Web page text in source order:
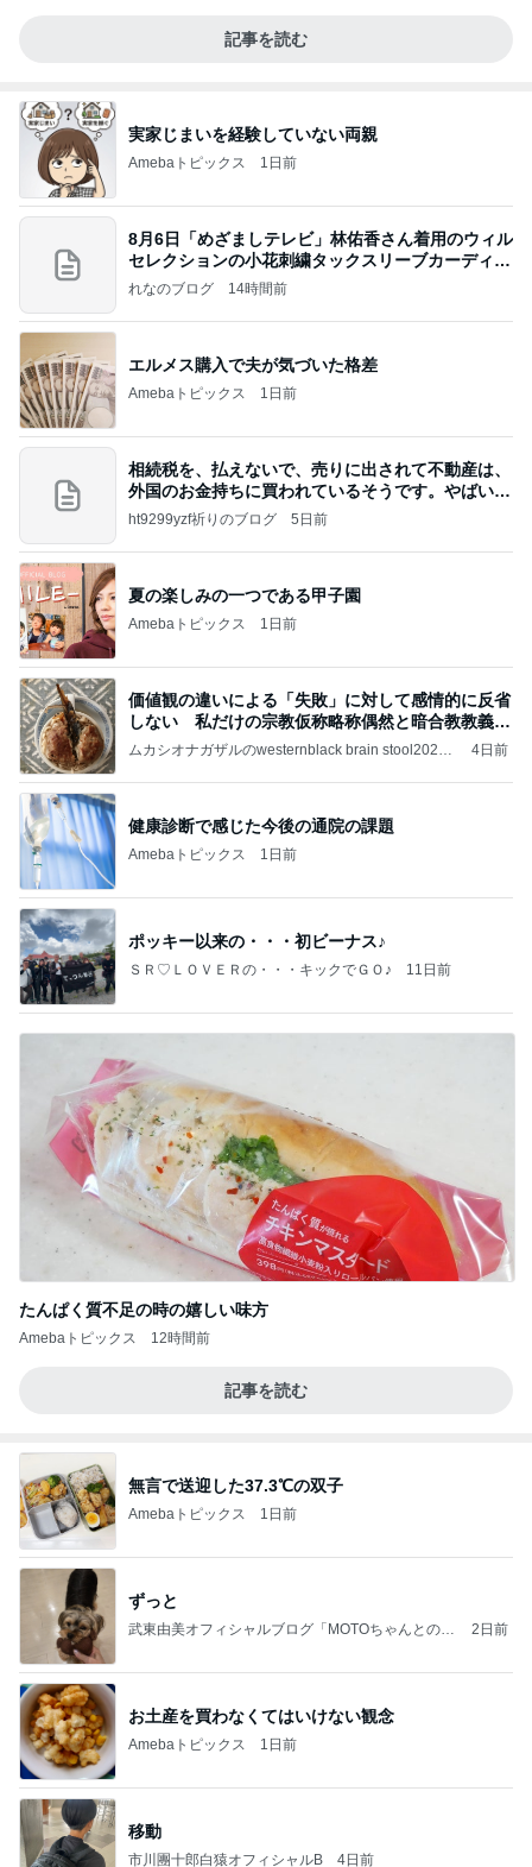
記事を読む
実家じまいを経験していない両親
Amebaトピックス 1日前
8月6日「めざましテレビ」林佑香さん着用のウィル
セレクションの小花刺繍タックスリーブカーディガ
ン
れなのブログ 14時間前
エルメス購入で夫が気づいた格差
Amebaトピックス 1日前
相続税を、払えないで、売りに出されて不動産は、
外国のお金持ちに買われているそうです。やばいで
すよ
ht9299yzf祈りのブログ 5日前
夏の楽しみの一つである甲子園
Amebaトピックス 1日前
価値観の違いによる「失敗」に対して感情的に反省
しない 私だけの宗教仮称略称偶然と暗合教教義候
補
ムカシオナガザルのwesternblack brain stool2024
ガザル
4日前
健康診断で感じた今後の通院の課題
Amebaトピックス 1日前
ポッキー以来の・・・初ビーナス♪
ＳＲ♡ＬＯＶＥＲの・・・キックでＧＯ♪ 11日前
たんぱく質不足の時の嬉しい味方
Amebaトピックス 12時間前
記事を読む
無言で送迎した37.3℃の双子
Amebaトピックス 1日前
ずっと
武東由美オフィシャルブログ「MOTOちゃんとのは
2日前
お土産を買わなくてはいけない観念
Amebaトピックス 1日前
移動
市川團十郎白猿オフィシャルB 4日前